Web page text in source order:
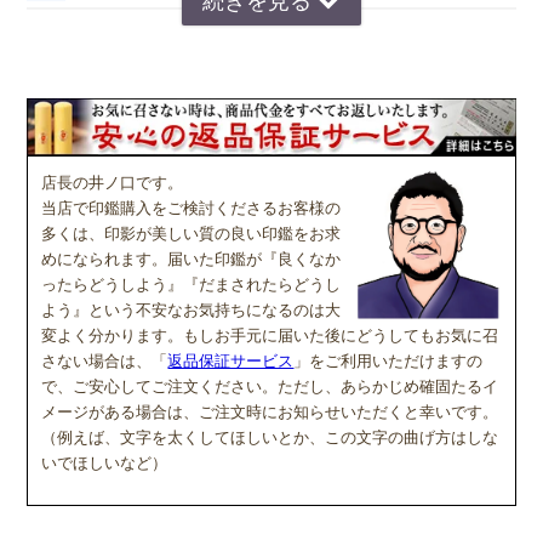
ンスをとるのが難しいのですが、独自の作風で文
字を折り曲げ、空間を埋めるデザインが特徴で
す。直線基調の印影は、気品があり上品な印象で
好まれています。定評のある西野センスで全体のバランスを整え枠内
に収めます。
Ｃ読みやすい 印相体(よみやすいいんそうたい)
印相体を読みやすくした西野工房独自の書体で
す。認印によく使用され、他の書体より判読性が
高い書体になり、社内文書などの確認印としての
使用をお勧めしています。
店長の井ノ口です。
当店で印鑑購入をご検討くださるお客様の
多くは、印影が美しい質の良い印鑑をお求
めになられます。届いた印鑑が『良くなか
ったらどうしよう』『だまされたらどうし
よう』という不安なお気持ちになるのは大
変よく分かります。もしお手元に届いた後にどうしてもお気に召
さない場合は、「返品保証サービス 」をご利用いただけますの
で、ご安心してご注文ください。ただし、あらかじめ確固たるイ
メージがある場合は、ご注文時にお知らせいただくと幸いです。
（例えば、文字を太くしてほしいとか、この文字の曲げ方はしな
いでほしいなど）